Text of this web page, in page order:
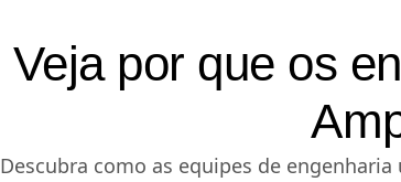
Veja por que os
Descubra como as equipes de